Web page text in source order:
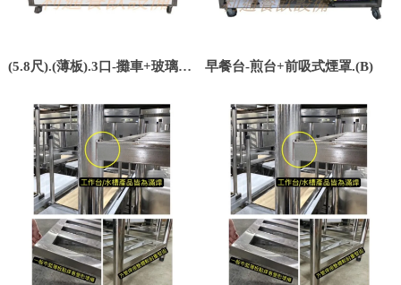
(5.8尺).(薄板).3口-攤車+玻璃吧
早餐台-煎台+前吸式煙罩.(B)